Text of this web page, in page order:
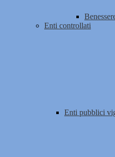
Enti controllati
Enti pubblici